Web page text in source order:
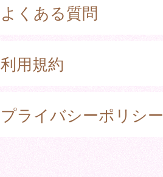
よくある質問
利用規約
プライバシーポリシー